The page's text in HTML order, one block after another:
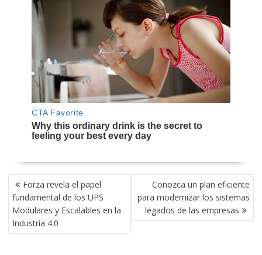
NAVEGACIÓN
DE
ENTRADAS
Forza revela el papel
fundamental de los UPS
Modulares y Escalables en la
Industria 4.0
Conozca un plan eficiente
para modernizar los sistemas
legados de las empresas